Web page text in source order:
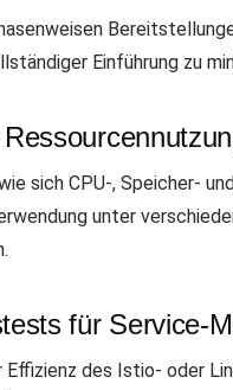
Einführung zu
sich CPU-, Speicher-
unter
für Service-
Effizienz des Istio- oder